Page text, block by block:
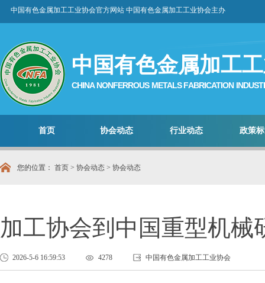
中国有色金属加工工业协会官方网站 中国有色金属加工工业协会主办
中国有色金属加工
CHINA NONFERROUS METALS FABRICATION
首页 协会动态 行业动态 政策
您的位置： 首页 > 协会动态 > 协会动态
加工协会到中国重型机械
2026-5-6 16:59:53 4278 中国有色金属加工工业协会